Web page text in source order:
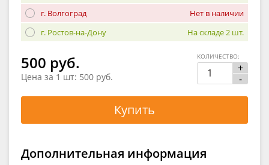
г. Волгоград
Нет в наличии
г. Ростов-на-Дону
На складе 2 шт.
500 руб.
Цена за 1 шт: 500 руб.
+
-
КОЛИЧЕСТВО:
Купить
Дополнительная информация